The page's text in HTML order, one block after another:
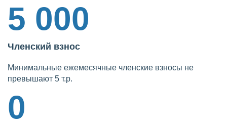
5 000
Членский взнос
Минимальные ежемесячные членские взносы не
превышают 5 т.р.
0